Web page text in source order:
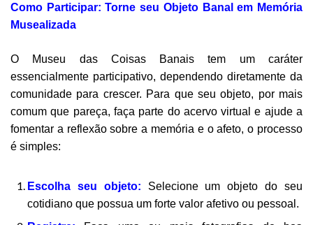
Como Participar: Torne seu Objeto Banal em Memória
Musealizada
O Museu das Coisas Banais tem um caráter
essencialmente participativo, dependendo diretamente da
comunidade para crescer. Para que seu objeto, por mais
comum que pareça, faça parte do acervo virtual e ajude a
fomentar a reflexão sobre a memória e o afeto, o processo
é simples:
Escolha seu objeto: Selecione um objeto do seu
cotidiano que possua um forte valor afetivo ou pessoal.